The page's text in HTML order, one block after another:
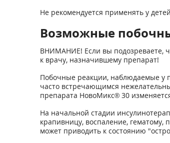
Не рекомендуется применять у
Возможные
ВНИМАНИЕ! Если вы подозреваете,
к врачу, назначившему препарат!
Побочные реакции, наблюдаемые у
часто встречающимся
препарата НовоМикс® 30
На начальной стадии
крапивницу, воспаление,
может приводить к состоянию